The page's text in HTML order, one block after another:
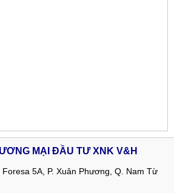
MẠI ĐẦU TƯ XNK V&H
5A, P. Xuân Phương, Q. Nam Từ